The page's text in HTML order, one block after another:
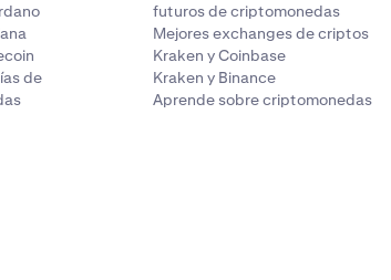
de
futuros de criptomonedas
Mejores exchanges de criptos
Kraken y Coinbase
Kraken y Binance
Aprende sobre criptomonedas